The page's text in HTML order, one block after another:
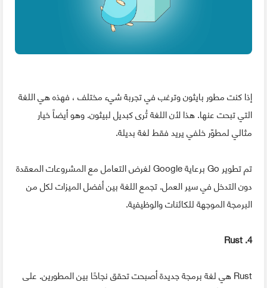
إذا كنت مطور بايثون وترغب في تجربة شيء مختلف ، فهذه هي اللغة
التي تبحت عنها. هذا لأن اللغة تُرى كبديل لبيثون. وهو أيضاً خيار
مثالي لمطوّر خلفي يريد فقط لغة بديلة.
تم تطوير Go برعاية Google لغرض التعامل مع المشروعات المعقدة
دون التدخل في سير العمل. تجمع اللغة بين أفضل الميزات لكل من
البرمجة الموجهة للكائنات والوظيفية.
4. Rust
Rust هي لغة برمجة جديدة أصبحت تحقق نجاحًا بين المطورين. على